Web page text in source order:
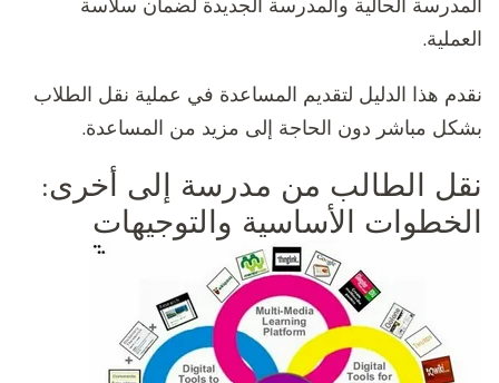
المدرسة الحالية والمدرسة الجديدة لضمان سلاسة
العملية.
نقدم هذا الدليل لتقديم المساعدة في عملية نقل الطلاب
بشكل مباشر دون الحاجة إلى مزيد من المساعدة.
نقل الطالب من مدرسة إلى أخرى:
الخطوات الأساسية والتوجيهات